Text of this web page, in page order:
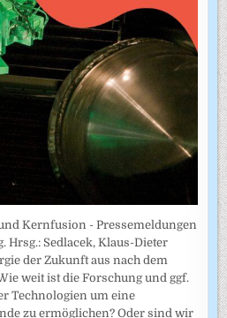
Kernfusion - Pressemeldungen
Hrsg.: Sedlacek, Klaus-Dieter
der Zukunft aus nach dem
weit ist die Forschung und ggf.
Technologien um eine
zu ermöglichen? Oder sind wir